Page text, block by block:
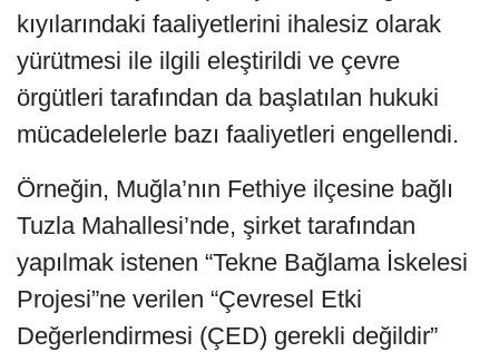
kıyılarındaki faaliyetlerini ihalesiz olarak
yürütmesi ile ilgili eleştirildi ve çevre
örgütleri tarafından da başlatılan hukuki
mücadelelerle bazı faaliyetleri engellendi.
Örneğin, Muğla’nın Fethiye ilçesine bağlı
Tuzla Mahallesi’nde, şirket tarafından
yapılmak istenen “Tekne Bağlama İskelesi
Projesi”ne verilen “Çevresel Etki
Değerlendirmesi (ÇED) gerekli değildir”